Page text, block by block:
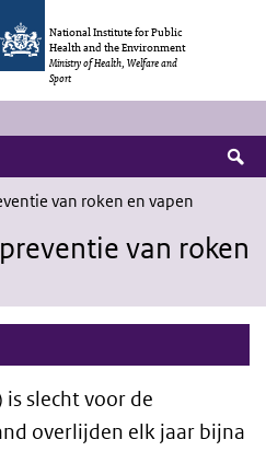
National Institute for Public
Health and the Environment
Ministry of Health, Welfare and
Sport
van roken en vapen
van roken
is slecht voor de
overlijden elk jaar bijna